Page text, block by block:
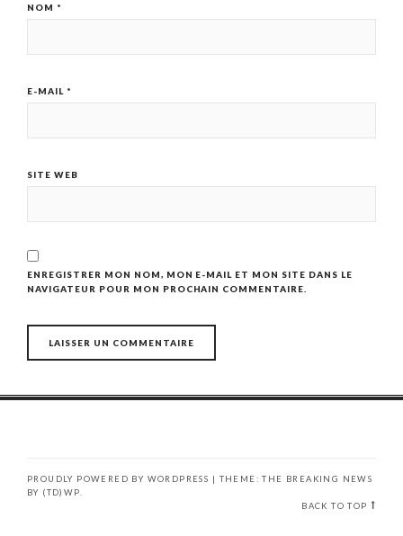
NOM *
E-MAIL *
SITE WEB
ENREGISTRER MON NOM, MON E-MAIL ET MON SITE DANS LE
NAVIGATEUR POUR MON PROCHAIN COMMENTAIRE.
PROUDLY POWERED BY WORDPRESS | THEME: THE BREAKING NEWS
BY (TD)WP
BACK TO TOP